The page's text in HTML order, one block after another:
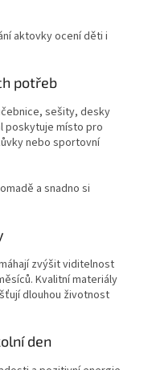
aktovky ocení děti i
potřeb
sešity, desky
poskytuje místo pro
nebo sportovní
a snadno si
zvýšit viditelnost
Kvalitní materiály
dlouhou životnost
den